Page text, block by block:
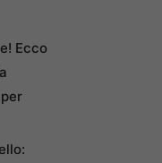
Ecco